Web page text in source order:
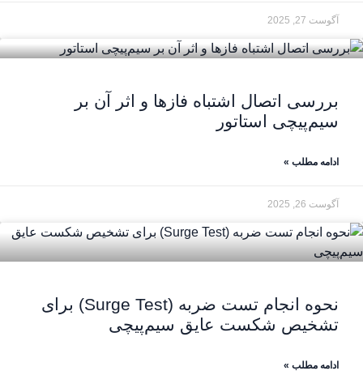
آگوست 27, 2025
بررسی اتصال اشتباه فازها و اثر آن بر
سیم‌پیچی استاتور
ادامه مطلب »
آگوست 26, 2025
نحوه انجام تست ضربه (Surge Test) برای
تشخیص شکست عایق سیم‌پیچی
ادامه مطلب »